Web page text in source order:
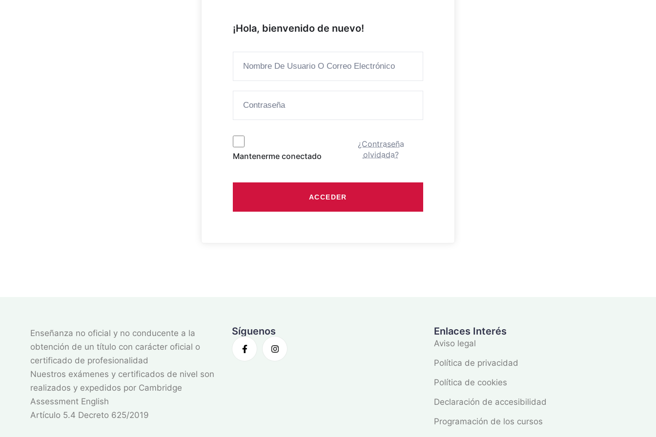
¡Hola, bienvenido de nuevo!
Mantenerme conectado
¿Contraseña
olvidada?
ACCEDER
Enseñanza no oficial y no conducente a la
obtención de un título con carácter oficial o
certificado de profesionalidad
Nuestros exámenes y certificados de nivel son
realizados y expedidos por Cambridge
Assessment English
Artículo 5.4 Decreto 625/2019
Síguenos Enlaces Interés
Aviso legal
Política de privacidad
Política de cookies
Declaración de accesibilidad
Programación de los cursos